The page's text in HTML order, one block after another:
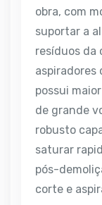
obra, com
suportar a
resíduos da
aspiradores
possui
de grande
robusto
saturar
pós-
corte e